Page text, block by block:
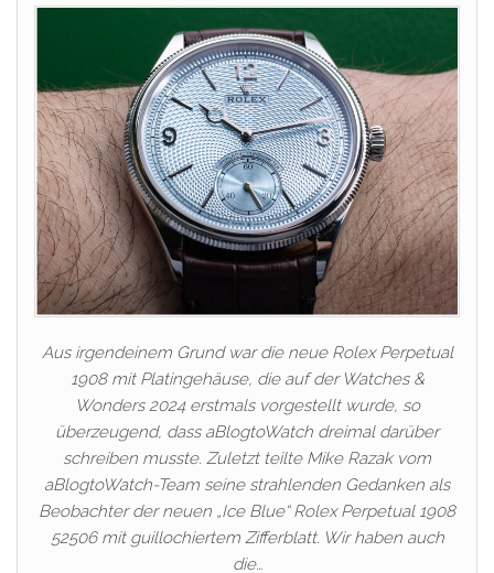
Aus irgendeinem Grund war die neue Rolex Perpetual
1908 mit Platingehäuse, die auf der Watches &
Wonders 2024 erstmals vorgestellt wurde, so
überzeugend, dass aBlogtoWatch dreimal darüber
schreiben musste. Zuletzt teilte Mike Razak vom
aBlogtoWatch-Team seine strahlenden Gedanken als
Beobachter der neuen „Ice Blue“ Rolex Perpetual 1908
52506 mit guillochiertem Zifferblatt. Wir haben auch
die…